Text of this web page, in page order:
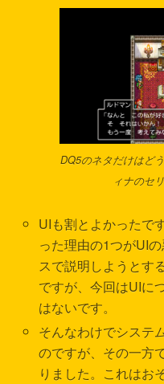
DQ5のネタだけはど
ィナのセ
UIも割とよかったで
った理由の1つがUI
スで説明しようとす
ですが、今回はUIに
はないです。
そんなわけでシステ
のですが、その一方
りました。これはお